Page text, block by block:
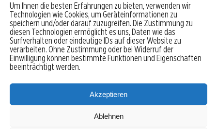
Um Ihnen die besten Erfahrungen zu bieten, verwenden wir
Technologien wie Cookies, um Geräteinformationen zu
speichern und/oder darauf zuzugreifen. Die Zustimmung zu
diesen Technologien ermöglicht es uns, Daten wie das
Surfverhalten oder eindeutige IDs auf dieser Website zu
verarbeiten. Ohne Zustimmung oder bei Widerruf der
Einwilligung können bestimmte Funktionen und Eigenschaften
beeinträchtigt werden.
Akzeptieren
Ablehnen
Robo-Advisor vergleichen
Depotvergleich
Festgeld vergleichen
Tagesgeld vergleichen